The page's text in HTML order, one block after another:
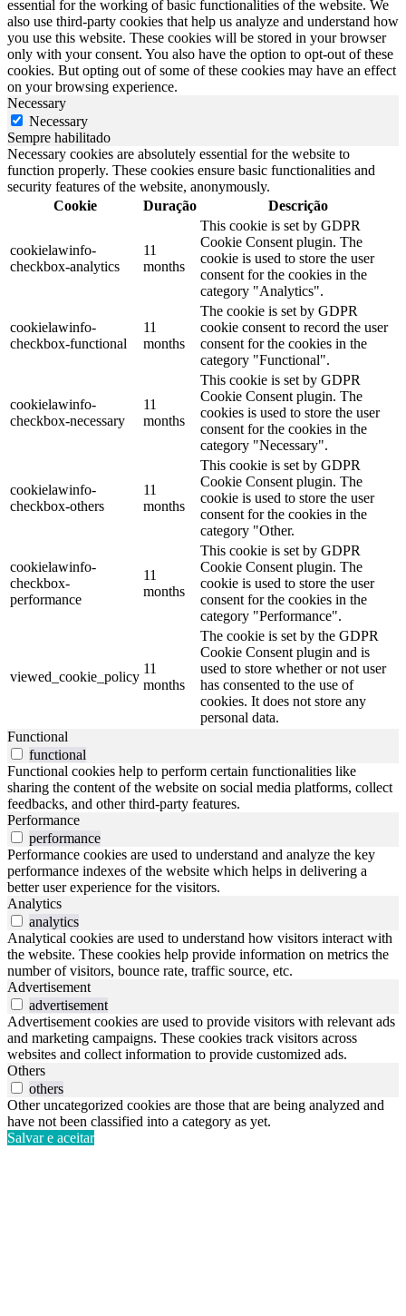
essential for the working of basic functionalities of the website. We
also use third-party cookies that help us analyze and understand how
you use this website. These cookies will be stored in your browser
only with your consent. You also have the option to opt-out of these
cookies. But opting out of some of these cookies may have an effect
on your browsing experience.
Necessary
Necessary
Sempre habilitado
Necessary cookies are absolutely essential for the website to
function properly. These cookies ensure basic functionalities and
security features of the website, anonymously.
Cookie
Duração Descrição
cookielawinfo-
checkbox-analytics
11
months
This cookie is set by GDPR
Cookie Consent plugin. The
cookie is used to store the user
consent for the cookies in the
category "Analytics".
cookielawinfo-
checkbox-functional
11
months
The cookie is set by GDPR
cookie consent to record the user
consent for the cookies in the
category "Functional".
cookielawinfo-
checkbox-necessary
11
months
This cookie is set by GDPR
Cookie Consent plugin. The
cookies is used to store the user
consent for the cookies in the
category "Necessary".
cookielawinfo-
checkbox-others
11
months
This cookie is set by GDPR
Cookie Consent plugin. The
cookie is used to store the user
consent for the cookies in the
category "Other.
cookielawinfo-
checkbox-
performance
11
months
This cookie is set by GDPR
Cookie Consent plugin. The
cookie is used to store the user
consent for the cookies in the
category "Performance".
viewed_cookie_policy
11
months
The cookie is set by the GDPR
Cookie Consent plugin and is
used to store whether or not user
has consented to the use of
cookies. It does not store any
personal data.
Functional
functional
Functional cookies help to perform certain functionalities like
sharing the content of the website on social media platforms, collect
feedbacks, and other third-party features.
Performance
performance
Performance cookies are used to understand and analyze the key
performance indexes of the website which helps in delivering a
better user experience for the visitors.
Analytics
analytics
Analytical cookies are used to understand how visitors interact with
the website. These cookies help provide information on metrics the
number of visitors, bounce rate, traffic source, etc.
Advertisement
advertisement
Advertisement cookies are used to provide visitors with relevant ads
and marketing campaigns. These cookies track visitors across
websites and collect information to provide customized ads.
Others
others
Other uncategorized cookies are those that are being analyzed and
have not been classified into a category as yet.
Salvar e aceitar